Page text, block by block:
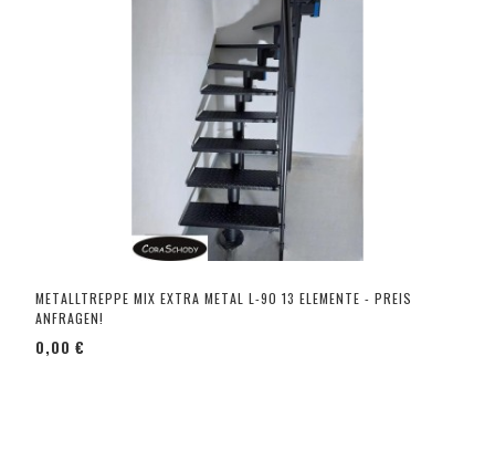
METALLTREPPE MIX EXTRA METAL L-90 13 ELEMENTE - PREIS
ANFRAGEN!
0,00 €